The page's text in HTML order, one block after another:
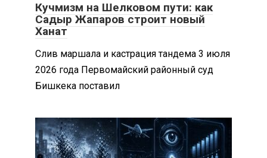
Кучмизм на Шелковом пути: как
Садыр Жапаров строит новый
Ханат
Слив маршала и кастрация тандема 3 июля
2026 года Первомайский районный суд
Бишкека поставил